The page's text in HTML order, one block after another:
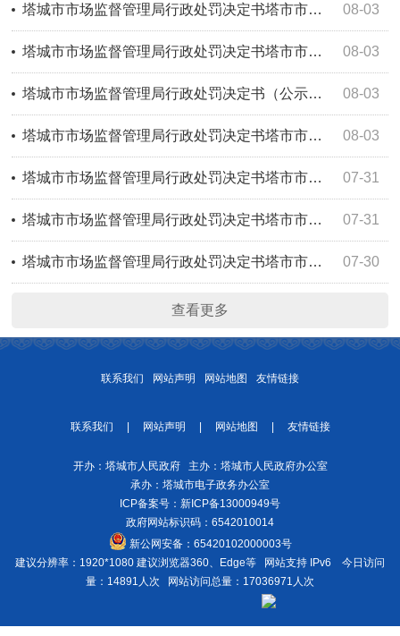
08-03
塔城市市场监督管理局行政处罚决定书塔市市监处罚〔2026〕118号
08-03
塔城市市场监督管理局行政处罚决定书塔市市监处罚〔2026〕116号
08-03
塔城市市场监督管理局行政处罚决定书（公示）塔市市监处罚〔2026〕115号
08-03
塔城市市场监督管理局行政处罚决定书塔市市监处罚〔2026〕119号
07-31
塔城市市场监督管理局行政处罚决定书塔市市监处罚〔2026〕111号
07-31
塔城市市场监督管理局行政处罚决定书塔市市监处罚〔2026〕112号
07-30
塔城市市场监督管理局行政处罚决定书塔市市监处罚〔2026〕114号
查看更多
联系我们 网站声明 网站地图 友情链接
联系我们 网站声明 网站地图 友情链接
开办：塔城市人民政府 主办：塔城市人民政府办公室
承办：塔城市电子政务办公室
ICP备案号： 新ICP备13000949号
政府网站标识码：6542010014
新公网安备： 65420102000003号
建议分辨率：1920*1080 建议浏览器360、Edge等 网站支持 IPv6
今日访问
量：14891人次
网站访问总量：17036971人次